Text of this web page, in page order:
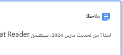
ملاحظة
ابتداءً من تحديث مارس 2024، سيتضمن Acrobat Reader الآن مكوّن Acrobat الإضافي لـ Outlook.